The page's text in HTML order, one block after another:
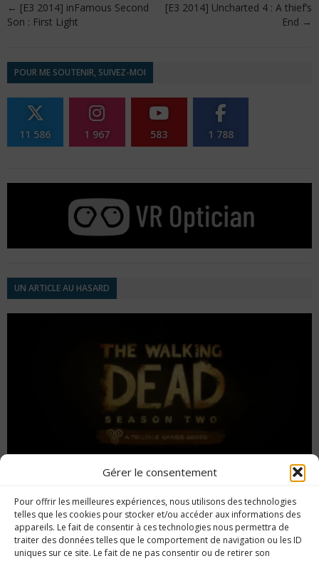
Gérer le consentement
Pour offrir les meilleures expériences, nous utilisons des technologies
telles que les cookies pour stocker et/ou accéder aux informations des
appareils. Le fait de consentir à ces technologies nous permettra de
traiter des données telles que le comportement de navigation ou les ID
uniques sur ce site. Le fait de ne pas consentir ou de retirer son
← [E3 2014] inFamous Second
Son : First Light
[E3 2014] Uncharted 4 : A thief’s
End →
POUR ME SOUTENIR, SUIVEZ-MOI
11 586 1 967 583 1 788
UN ARTICLE AU HASARD
100% #39 : The Walking Dead Saison 2